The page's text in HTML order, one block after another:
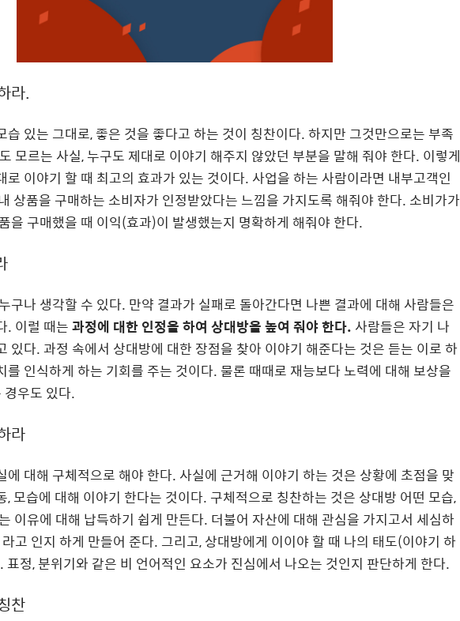
라.
습 있는 그대로,좋은 것을 좋다고 하는 것이 칭찬이다.하지만 그것만으로는 부족
모르는 사실,누구도 제대로 이야기 해주지 않았던 부분을 말해 줘야 한다. 이렇게
로 이야기 할 때 최고의 효과가 있는 것이다. 사업을 하는 사람이라면 내부고객인
상품을 구매하는 소비자가 인정받았다는 느낌을 가지도록 해줘야 한다. 소비가가
을 구매했을 때 이익(효과)이 발생했는지 명확하게 해줘야 한다.
구나 생각할 수 있다. 만약 결과가 실패로 돌아간다면 나쁜 결과에 대해 사람들은
. 이럴 때는과정에 대한 인정을 하여 상대방을 높여 줘야 한다. 사람들은 자기 나
있다.과정 속에서 상대방에 대한 장점을 찾아 이야기 해준다는 것은 듣는 이로 하
를 인식하게 하는 기회를 주는 것이다.물론 때때로 재능보다 노력에 대해 보상을
경우도 있다.
라
에 대해 구체적으로 해야 한다. 사실에 근거해 이야기 하는 것은 상황에 초점을 맞
,모습에 대해 이야기 한다는 것이다. 구체적으로 칭찬하는 것은 상대방 어떤 모습,
이유에 대해 납득하기 쉽게 만든다. 더불어 자산에 대해 관심을 가지고서 세심하
라고 인지 하게 만들어 준다. 그리고,상대방에게 이이야 할 때 나의 태도(이야기 하
.표정,분위기와 같은 비 언어적인 요소가 진심에서 나오는 것인지 판단하게 한다.
찬